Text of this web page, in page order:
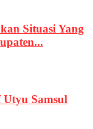
Situasi Yang
Samsul